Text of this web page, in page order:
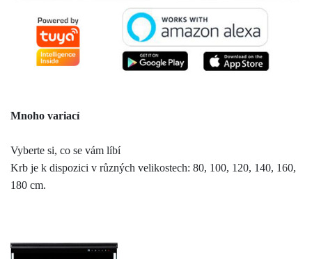
Mnoho variací
Vyberte si, co se vám líbí
Krb je k dispozici v různých velikostech: 80, 100, 120, 140, 160,
180 cm.